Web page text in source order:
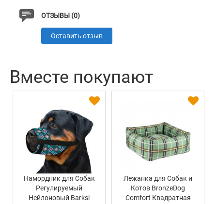
ОТЗЫВЫ (0)
Оставить отзыв
Вместе покупают
Намордник для Собак
Регулируемый
Нейлоновый Barksi
Лежанка для Собак и
Котов BronzeDog
Comfort Квадратная